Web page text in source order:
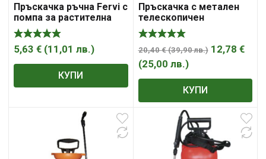
Пръскачка ръчна Fervi с
помпа за растителна
защита 2 л, 3 bar, 0289
5,63 € (11,01 лв.)
КУПИ
Пръскачка с метален
телескопичен
удължител 16L Herly
20,40€ (39,90лв.) 12,78 €
(25,00 лв.)
КУПИ